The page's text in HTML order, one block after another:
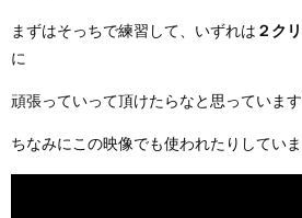
まずはそっちで練習して、いずれは ２ク
に
頑張っていって頂けたらなと思っています
ちなみにこの映像でも使われたりしてい